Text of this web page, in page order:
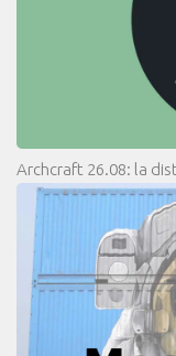
Archcraft 26.08: la